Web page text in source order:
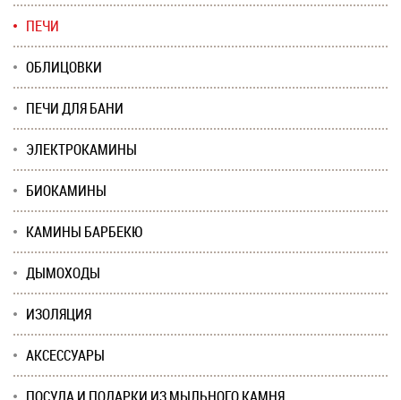
ПЕЧИ
ОБЛИЦОВКИ
ПЕЧИ ДЛЯ БАНИ
ЭЛЕКТРОКАМИНЫ
БИОКАМИНЫ
КАМИНЫ БАРБЕКЮ
ДЫМОХОДЫ
ИЗОЛЯЦИЯ
АКСЕССУАРЫ